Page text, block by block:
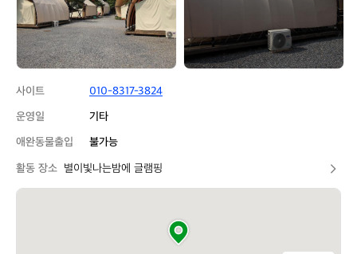
에
글
램
핑
램
핑
사이트
010-8317-3824
운영일
기타
애완동물출입
불가능
활동 장소 별이빛나는밤에 글램핑